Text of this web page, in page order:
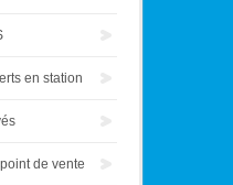
en station
de vente